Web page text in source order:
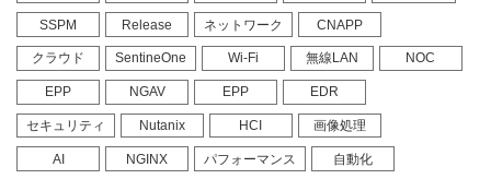
SSPM Release ネットワーク CNAPP
クラウド SentineOne Wi-Fi 無線LAN NOC
EPP NGAV EPP EDR
セキュリティ Nutanix HCI 画像処理
AI NGINX パフォーマンス 自動化